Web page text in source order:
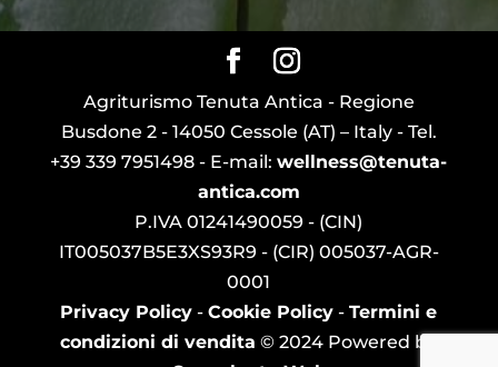
Agriturismo Tenuta Antica - Regione
Busdone 2 - 14050 Cessole (AT) – Italy - Tel.
+39 339 7951498 - E-mail:wellness@tenuta-
antica.com
P.IVA 01241490059 - (CIN)
IT005037B5E3XS93R9 - (CIR) 005037-AGR-
0001
Privacy Policy -Cookie Policy -Termini e
condizioni di vendita © 2024 Powered by